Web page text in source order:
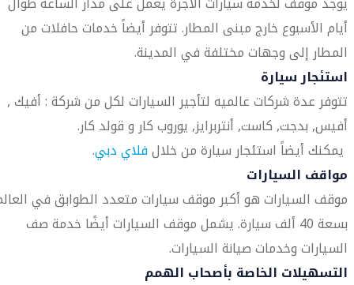
أيام الأسبوع خارج مبنى المطار. تتوفر أيضاً خدمات حافلات من
المطار إلى وجهات مختلفة في المدينة.
استئجار سيارة
تتوفر عدة شركات عالميه لتأجير السيارات لكل من شركة : أفيك ,
أفيس, بدجت, كاست, أنتربرايز, يوروب كار و قولد كار.
يمكنك أيضاً استئجار سيارة من خلالفلاي دبي.
مواقف السيارات
موقف السيارات هو أكبر موقف سيارات متعدد الطوابق في
بسعة 40 ألف سيارة. يشمل موقف السيارات أيضًا خدمة صف
السيارات وخدمات صيانة السيارات.
التسهيلات الخاصة بأصحاب الهمم